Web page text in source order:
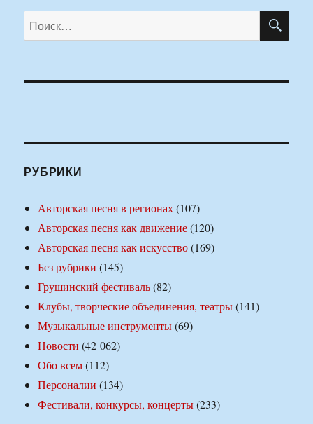
Искать:
РУБРИКИ
Авторская песня в регионах(107)
Авторская песня как движение(120)
Авторская песня как искусство(169)
Без рубрики (145)
Грушинский фестиваль(82)
Клубы, творческие объединения, театры(141)
Музыкальные инструменты(69)
Новости (42 062)
Обо всем(112)
Персоналии (134)
Фестивали, конкурсы, концерты(233)